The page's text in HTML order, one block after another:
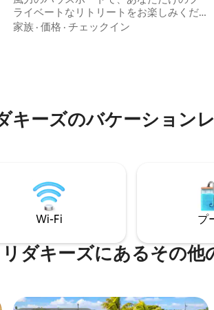
ライベートなリトリートをお楽しみくだ
さい 暗くなった後に到着しないでくださ
は、Tポットやソーラーバッグでお湯を加
熱してください。 ご到着前に髭剃りをお
家族 · 価格 · チェックイン
キーズのバケーション
Wi-Fi プ
ダキーズにあるその